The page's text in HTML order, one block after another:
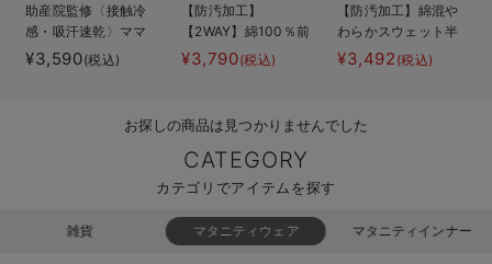
erbaviva（エルバビーバ）
安心の日本製。先輩ママが買ってよかった！本当に必要な出産準備品
買って正解！高評価レビューアイテム
冬に可愛いニットがお得！
親子コーデ｜ママとベビーにおすすめ！
助産院監修〈接触冷
感・吸汗速乾〉ママ
とつくったふんわり
授乳ブラキャミ ア
¥3,590(税込)
【防汚加工】
【2WAY】綿100％前
開き長袖ネグリジ
ェ マタニティ・授
¥3,790(税込)
【防汚加工】綿混や
わらかスウェット半
袖ティアードネグリ
ジェ マタニティ・
¥3,492 (税込)
お探しの商品は見つかりませんでした
CATEGORY
カテゴリでアイテムを探す
雑貨 マタニティウェア マタニティインナー